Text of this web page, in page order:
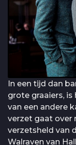
In een tijd dan
grote graaiers,
van een andere
verzet gaat over
verzetsheld van
Walraven van